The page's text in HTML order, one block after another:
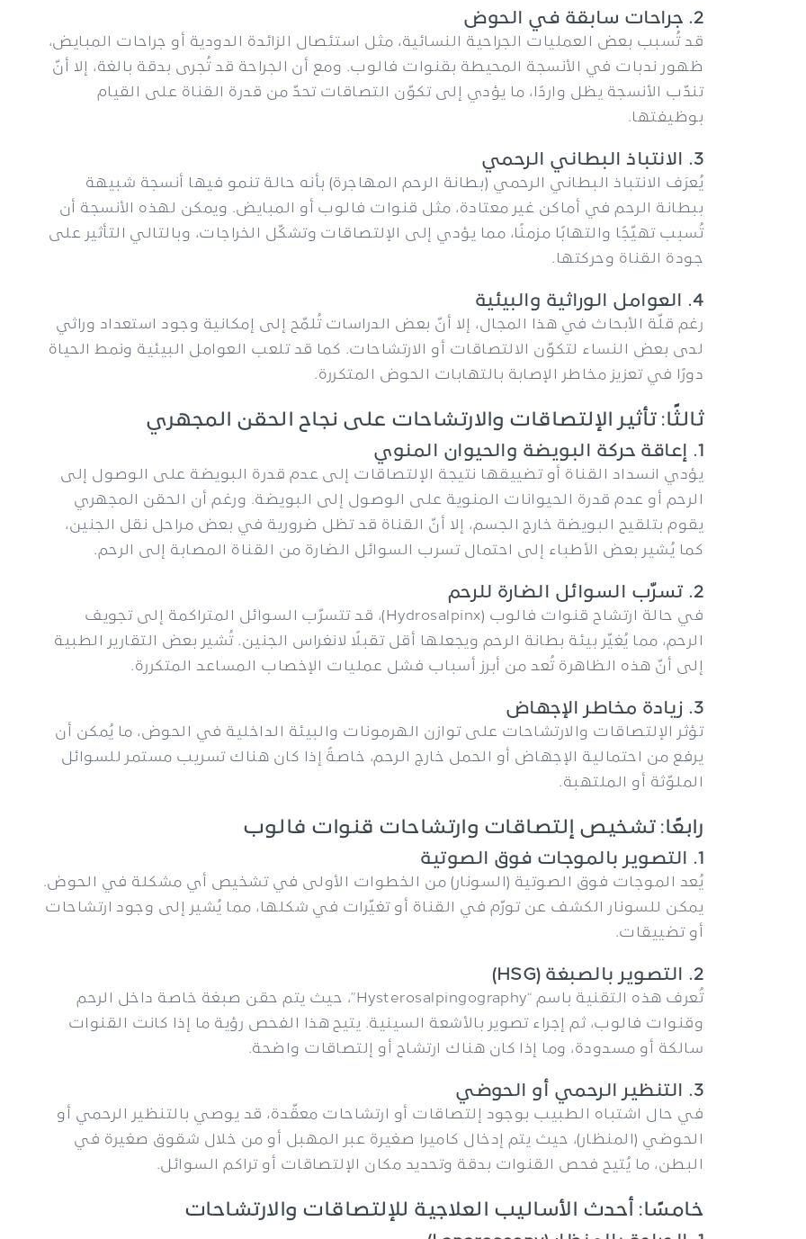
2. جراحات سابقة في الحوض
قد تُسبب بعض العمليات الجراحية النسائية، مثل استئصال الزائدة الدودية أو جراحات المبايض،
ظهور ندبات في الأنسجة المحيطة بقنوات فالوب. ومع أن الجراحة قد تُجرى بدقة بالغة، إلا أنّ
تندّب الأنسجة يظل واردًا، ما يؤدي إلى تكوّن التصاقات تحدّ من قدرة القناة على القيام
بوظيفتها.
3. الانتباذ البطاني الرحمي
يُعرَف الانتباذ البطاني الرحمي (بطانة الرحم المهاجرة) بأنه حالة تنمو فيها أنسجة شبيهة
ببطانة الرحم في أماكن غير معتادة، مثل قنوات فالوب أو المبايض. ويمكن لهذه الأنسجة أن
تُسبب تهيّجًا والتهابًا مزمنًا، مما يؤدي إلى الإلتصاقات وتشكّل الخراجات، وبالتالي التأثير على
جودة القناة وحركتها.
4. العوامل الوراثية والبيئية
رغم قلّة الأبحاث في هذا المجال، إلا أنّ بعض الدراسات تُلمّح إلى إمكانية وجود استعداد وراثي
لدى بعض النساء لتكوّن الالتصاقات أو الارتشاحات. كما قد تلعب العوامل البيئية ونمط الحياة
دورًا في تعزيز مخاطر الإصابة بالتهابات الحوض المتكررة.
ثالثًا: تأثير الإلتصاقات والارتشاحات على نجاح الحقن المجهري
1. إعاقة حركة البويضة والحيوان المنوي
يؤدي انسداد القناة أو تضييقها نتيجة الإلتصاقات إلى عدم قدرة البويضة على الوصول إلى
الرحم أو عدم قدرة الحيوانات المنوية على الوصول إلى البويضة. ورغم أن الحقن المجهري
يقوم بتلقيح البويضة خارج الجسم، إلا أنّ القناة قد تظل ضرورية في بعض مراحل نقل الجنين،
كما يُشير بعض الأطباء إلى احتمال تسرب السوائل الضارة من القناة المصابة إلى الرحم.
2. تسرّب السوائل الضارة للرحم
في حالة ارتشاح قنوات فالوب (Hydrosalpinx)، قد تتسرّب السوائل المتراكمة إلى تجويف
الرحم، مما يُغيّر بيئة بطانة الرحم ويجعلها أقل تقبلًا لانغراس الجنين. تُشير بعض التقارير الطبية
إلى أنّ هذه الظاهرة تُعد من أبرز أسباب فشل عمليات الإخصاب المساعد المتكررة.
3. زيادة مخاطر الإجهاض
تؤثر الإلتصاقات والارتشاحات على توازن الهرمونات والبيئة الداخلية في الحوض، ما يُمكن أن
يرفع من احتمالية الإجهاض أو الحمل خارج الرحم، خاصةً إذا كان هناك تسريب مستمر للسوائل
الملوّثة أو الملتهبة.
رابعًا: تشخيص إلتصاقات وارتشاحات قنوات فالوب
1. التصوير بالموجات فوق الصوتية
يُعد الموجات فوق الصوتية (السونار) من الخطوات الأولى في تشخيص أي مشكلة في الحوض.
يمكن للسونار الكشف عن تورّم في القناة أو تغيّرات في شكلها، مما يُشير إلى وجود ارتشاحات
أو تضييقات.
2. التصوير بالصبغة (HSG)
تُعرف هذه التقنية باسم “Hysterosalpingography”، حيث يتم حقن صبغة خاصة داخل الرحم
وقنوات فالوب، ثم إجراء تصوير بالأشعة السينية. يتيح هذا الفحص رؤية ما إذا كانت القنوات
سالكة أو مسدودة، وما إذا كان هناك ارتشاح أو إلتصاقات واضحة.
3. التنظير الرحمي أو الحوضي
في حال اشتباه الطبيب بوجود إلتصاقات أو ارتشاحات معقّدة، قد يوصي بالتنظير الرحمي أو
الحوضي (المنظار)، حيث يتم إدخال كاميرا صغيرة عبر المهبل أو من خلال شقوق صغيرة في
البطن، ما يُتيح فحص القنوات بدقة وتحديد مكان الإلتصاقات أو تراكم السوائل.
خامسًا: أحدث الأساليب العلاجية للإلتصاقات والارتشاحات